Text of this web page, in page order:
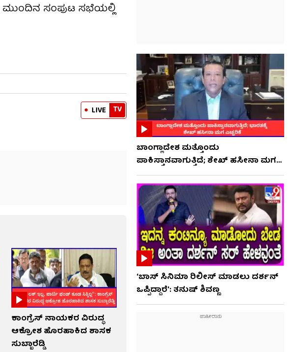
ಮುಂದಿನ ಸಂಪುಟ ಸಭೆಯಲ್ಲಿ
LIVE TV
ಕಾಂಗ್ರೆಸ್ ನಾಯಕರ ವಿರುದ್ಧ
ಆಕ್ರೋಶ ಹೊರಹಾಕಿದ ಶಾಸಕ
ಸುಬ್ಬಾರೆಡ್ಡಿ
ಬಾಂಗ್ಲಾದೇಶ ಮತ್ತೊಂದು
ಪಾಕಿಸ್ತಾನವಾಗುತ್ತಿದೆ; ಶೇಖ್ ಹಸೀನಾ ಮಗ
ಎಚ್ಚರಿಕೆ
‘ಬಾಸ್ ಸಿನಿಮಾ ರಿಲೀಸ್ ಮಾಡಲು ದರ್ಶನ್
ಒಪ್ಪಿದ್ದಾರೆ’: ತನುಷ್ ಶಿವಣ್ಣ